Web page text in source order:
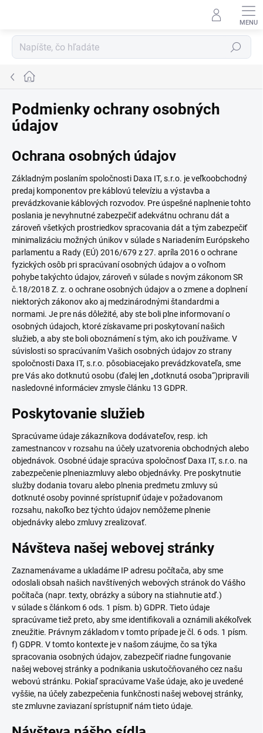
Hľadať
Domov
Podmienky ochrany osobných
údajov
Ochrana osobných údajov
Základným poslaním spoločnosti Daxa IT, s.r.o. je veľkoobchodný
predaj komponentov pre káblovú televíziu a výstavba a
prevádzkovanie káblových rozvodov. Pre úspešné naplnenie tohto
poslania je nevyhnutné zabezpečiť adekvátnu ochranu dát a
zároveň všetkých prostriedkov spracovania dát a tým zabezpečiť
minimalizáciu možných únikov v súlade s Nariadením Európskeho
parlamentu a Rady (EÚ) 2016/679 z 27. apríla 2016 o ochrane
fyzických osôb pri spracúvaní osobných údajov a o voľnom
pohybe takýchto údajov, zároveň v súlade s novým zákonom SR
č.18/2018 Z. z. o ochrane osobných údajov a o zmene a doplnení
niektorých zákonov ako aj medzinárodnými štandardmi a
normami. Je pre nás dôležité, aby ste boli plne informovaní o
osobných údajoch, ktoré získavame pri poskytovaní našich
služieb, a aby ste boli oboznámení s tým, ako ich používame. V
súvislosti so spracúvaním Vašich osobných údajov zo strany
spoločnosti Daxa IT, s.r.o. pôsobiacejako prevádzkovateľa, sme
pre Vás ako dotknutú osobu (ďalej len „dotknutá osoba“)pripravili
nasledovné informáciev zmysle článku 13 GDPR.
Poskytovanie služieb
Spracúvame údaje zákazníkova dodávateľov, resp. ich
zamestnancov v rozsahu na účely uzatvorenia obchodných alebo
objednávok. Osobné údaje spracúva spoločnosť Daxa IT, s.r.o. na
zabezpečenie plneniazmluvy alebo objednávky. Pre poskytnutie
služby dodania tovaru alebo plnenia predmetu zmluvy sú
dotknuté osoby povinné sprístupniť údaje v požadovanom
rozsahu, nakoľko bez týchto údajov nemôžeme plnenie
objednávky alebo zmluvy zrealizovať.
Návšteva našej webovej stránky
Zaznamenávame a ukladáme IP adresu počítača, aby sme
odoslali obsah našich navštívených webových stránok do Vášho
počítača (napr. texty, obrázky a súbory na stiahnutie atď.)
v súlade s článkom 6 ods. 1 písm. b) GDPR. Tieto údaje
spracúvame tiež preto, aby sme identifikovali a oznámili akékoľvek
zneužitie. Právnym základom v tomto prípade je čl. 6 ods. 1 písm.
f) GDPR. V tomto kontexte je v našom záujme, čo sa týka
spracovania osobných údajov, zabezpečiť riadne fungovanie
našej webovej stránky a podnikania uskutočňovaného cez našu
webovú stránku. Pokiaľ spracúvame Vaše údaje, ako je uvedené
vyššie, na účely zabezpečenia funkčnosti našej webovej stránky,
ste zmluvne zaviazaní sprístupniť nám tieto údaje.